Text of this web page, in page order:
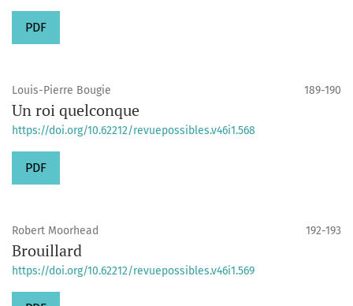
PDF
Louis-Pierre Bougie 189-190
Un roi quelconque
https://doi.org/10.62212/revuepossibles.v46i1.568
PDF
Robert Moorhead 192-193
Brouillard
https://doi.org/10.62212/revuepossibles.v46i1.569